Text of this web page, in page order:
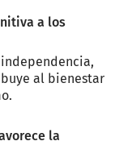
a los
al bienestar
la